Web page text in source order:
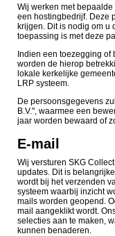
Wij werken met
een hostingbedrijf. Deze
krijgen. Dit is nodig om u
toepassing is met deze
Indien een toezegging of
worden de hierop
lokale kerkelijke
LRP systeem.
De persoonsgegevens
B.V.", waarmee een
jaar worden bewaard of
E-mail
Wij versturen SKG
updates. Dit is
wordt bij het verzenden
systeem waarbij inzicht
mails worden geopend.
mail aangeklikt wordt.
selecties aan te maken,
kunnen benaderen.